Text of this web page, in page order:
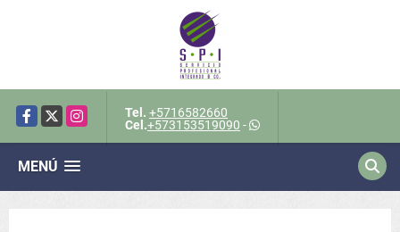
Facebook
X Instagram Tel. +5716582660
Cel.+573153519090 -
MENÚ